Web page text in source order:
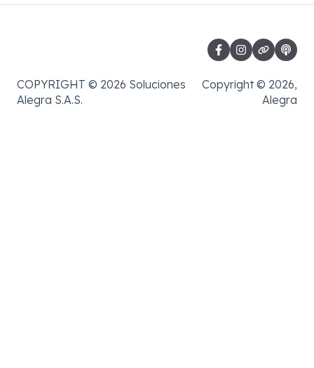
COPYRIGHT © 2026 Soluciones
Alegra S.A.S.
Copyright © 2026,
Alegra